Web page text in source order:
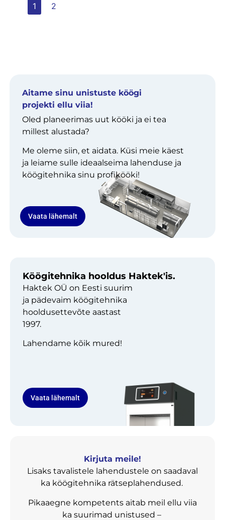
1 2
Aitame sinu unistuste köögi
projekti ellu viia!
Oled planeerimas uut kööki ja ei tea
millest alustada?
Me oleme siin, et aidata. Küsi meie käest
ja leiame sulle ideaalseima lahenduse ja
köögitehnika sinu profikööki!
Vaata lähemalt
Köögitehnika hooldus Haktek'is.
Haktek OÜ on Eesti suurim
ja pädevaim köögitehnika
hooldusettevõte aastast
1997.
Lahendame kõik mured!
Vaata lähemalt
Kirjuta meile!
Lisaks tavalistele lahendustele on saadaval
ka köögitehnika rätseplahendused.
Pikaaegne kompetents aitab meil ellu viia
ka suurimad unistused –